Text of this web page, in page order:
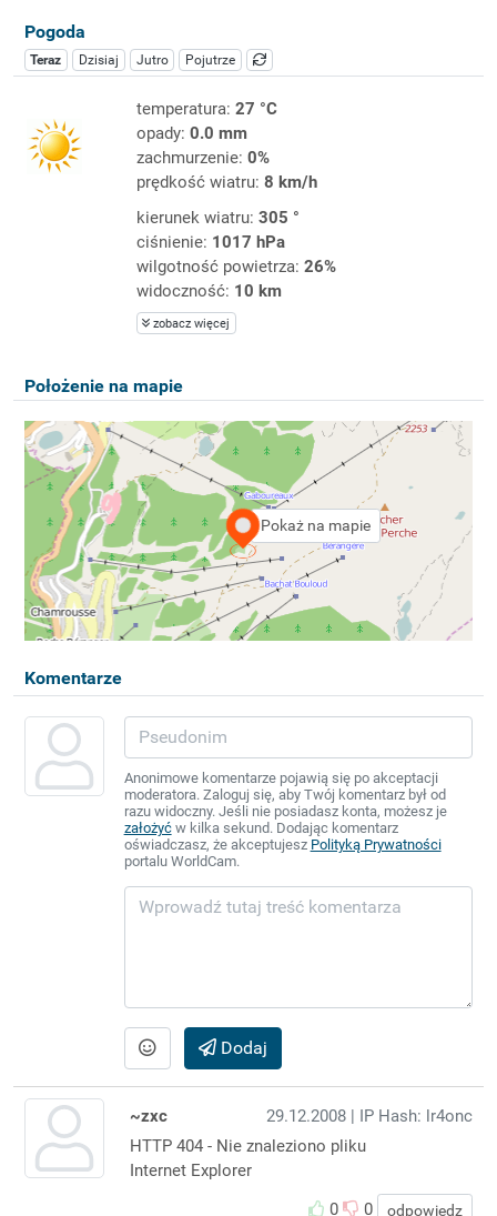
Pogoda
Teraz Dzisiaj Jutro Pojutrze
temperatura: 27 °C
opady: 0.0 mm
zachmurzenie: 0%
prędkość wiatru: 8 km/h
kierunek wiatru: 305 °
ciśnienie: 1017 hPa
wilgotność powietrza: 26%
widoczność: 10 km
zobacz więcej
Położenie na mapie
Pokaż na mapie
Komentarze
Anonimowe komentarze pojawią się po akceptacji
moderatora. Zaloguj się, aby Twój komentarz był od
razu widoczny. Jeśli nie posiadasz konta, możesz je
założyćw kilka sekund. Dodając komentarz
oświadczasz, że akceptujesz Polityką Prywatności
portalu WorldCam.
Dodaj
29.12.2008 | IP Hash: lr4onc
~zxc
HTTP 404 - Nie znaleziono pliku
Internet Explorer
0
0 odpowiedz